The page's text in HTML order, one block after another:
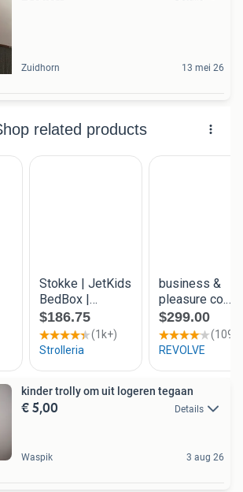
Zuidhorn 13 mei 26
kinder trolly om uit logeren tegaan
€ 5,00 Details
Waspik 3 aug 26